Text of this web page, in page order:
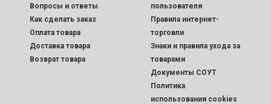
Вопросы и ответы
Как сделать заказ
Оплата товара
Доставка товара
Возврат товара
пользователя
Правила интернет-
торговли
Знаки и правила ухода за
товарами
Документы СОУТ
Политика
использования cookies